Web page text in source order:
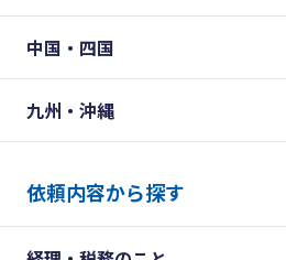
中国・四国
九州・沖縄
依頼内容から探す